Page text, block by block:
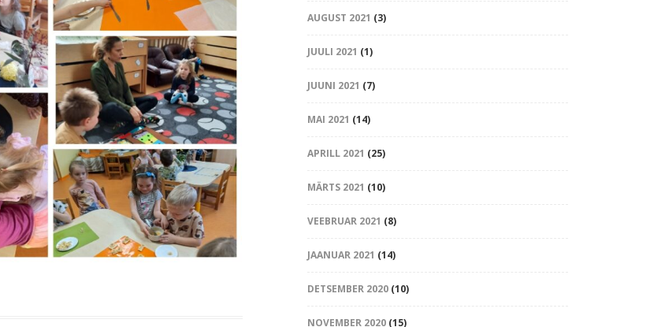
AUGUST 2021 (3)
JUULI 2021 (1)
JUUNI 2021 (7)
MAI 2021 (14)
APRILL 2021 (25)
MÄRTS 2021 (10)
VEEBRUAR 2021 (8)
JAANUAR 2021 (14)
DETSEMBER 2020(10)
NOVEMBER 2020(15)